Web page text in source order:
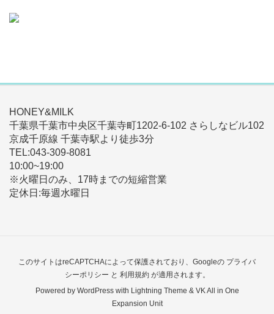
HONEY&MILK
千葉県千葉市中央区千葉寺町1202-6-102 さらしなビル102
京成千原線 千葉寺駅より徒歩3分
TEL:043-309-8081
10:00~19:00
※火曜日のみ、17時までの短縮営業
定休日:毎週水曜日
このサイトはreCAPTCHAによって保護されており、Googleの プライバ
シーポリシー と 利用規約が適用されます。
Powered by WordPresswith Lightning Theme & VK All in One
Expansion Unit